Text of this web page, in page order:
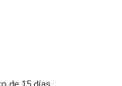
de 15 días